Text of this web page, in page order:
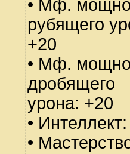
• Мф.
рубящего
+20
• Мф.
дробящего
урона: +20
•
•